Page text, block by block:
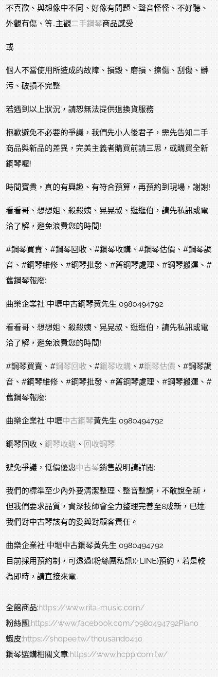
不喜歡、與想像中不同、好像有問題、聲音怪怪、不好聽、
外觀有傷、等..主觀二手鋼琴商品感受
或
個人不當使用所造成的故障、損毀、磨損、擦傷、刮傷、髒
污、破損不完整
若遇到以上狀況，請恕無法提供退換貨服務
抱歉避免不必要的爭議，我們先小人後君子，需先告知二手
商品與新品的差異，完美主義者購買前請三思，或購買全新
鋼琴喔!
時間寶貴，真的有興趣、有符合預算，再預約到現場，謝謝!
看看哥、想想姐、殺殺姨、晃晃叔、逛逛伯，請先私訊或電
洽了解，避免浪費您的時間!
#鋼琴買賣 、 #鋼琴回收、#鋼琴收購、 #鋼琴估價 、 #鋼琴調
音 、 #鋼琴維修 、 #鋼琴批發 、#舊鋼琴處理 、 #鋼琴搬運 、#
舊鋼琴報廢:
曲樂企業社 中壢中古鋼琴黃先生 0980494792
看看哥、想想姐、殺殺姨、晃晃叔、逛逛伯，請先私訊或電
洽了解，避免浪費您的時間!
#鋼琴買賣 、 #鋼琴回收、#鋼琴收購、 #鋼琴估價 、 #鋼琴調
音 、 #鋼琴維修 、 #鋼琴批發 、#舊鋼琴處理 、 #鋼琴搬運 、#
舊鋼琴報廢:
曲樂企業社 中壢中古鋼琴黃先生 0980494792
鋼琴回收、 鋼琴收購、回收鋼琴
避免爭議，低價優惠中古琴銷售說明請詳閱:
我們的標準至少內外要清潔整理、整音整調，不敢說全新，
但我們要求品質，資深技師會全力整理完善至8成新，已達
我們對中古琴該有的愛與對顧客責任。
曲樂企業社 中壢中古鋼琴黃先生 0980494792
目前採用預約制，可透過(粉絲團私訊)(+LINE)預約，若是較
為即時，請直接來電
全館商品:https://www.rita-music.com/
粉絲團:https://www.facebook.com/0980494792Piano
蝦皮:https://shopee.tw/thousand0410
鋼琴選購相關文章:https://www.hcpp.com.tw/